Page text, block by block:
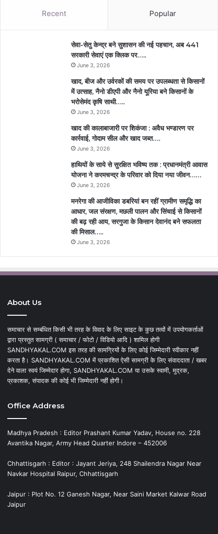
Recent Popular
सेवा-सेतु केन्द्र बने सुशासन की नई पहचान, अब 441
सरकारी सेवाएं एक क्लिक पर…..
June 3, 2026
खाद, बीज और उर्वरकों की समय पर उपलब्धता से किसानों
में उत्साह, नैनो डीएपी और नैनो यूरिया बने किसानों के
भरोसेमंद कृषि साथी…..
June 3, 2026
खाद की कालाबाजारी पर शिकंजा : अवैध भण्डारण पर
कार्रवाई, गोदाम सील और खाद जब्त….
June 3, 2026
हाथियों के साये से सुरक्षित भविष्य तक : प्रधानमंत्री आवास
योजना ने करमचन्द्र के परिवार को दिया नया जीवन……
June 3, 2026
मनरेगा की आजीविका डबरियां बन रहीं ग्रामीण समृद्धि का
आधार, जल संरक्षण, मछली पालन और सिंचाई से किसानों
की बढ़ रही आय, सरगुजा के किसान देवानंद बने सफलता
की मिसाल…..
June 3, 2026
About Us
समाचार से सम्बंधित किसी भी तरह के विवाद के लिए साइट के कुछ तत्वों में उपयोगकर्ताओं
द्वारा प्रस्तुत सामग्री ( समाचार / फोटो / विडियो आदि ) शामिल होगी
SANDHYAKAL.COM इस तरह की सामग्रियों के लिए कोई जिम्मेदारी स्वीकार नहीं
करता है। SANDHYAKAL.COM में प्रकाशित ऐसी सामग्री के लिए संवाददाता / खबर
देने वाला स्वयं जिम्मेदार होगा, SANDHYAKAL.COM या उसके स्वामी, मुद्रक,
प्रकाशक, संपादक की कोई भी जिम्मेदारी नहीं होगी।
Office Address
Madhya Pradesh : Editor Prashant Kumar Yadav, House no. 228
Avantika Nagar, Army Head Quarter Indore – 452006
Chhattisgarh : Editor : Jayant Jeriya, 248 Shailendra Nagar Near
Navkar Hospital Raipur, Chhattisgarh
Jaipur : Plot No. 12 Ganesh Nagar, Near Saini Market Kalwar Road
Jaipur